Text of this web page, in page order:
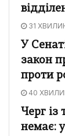
31
У
закон
проти
40
Черг із
немає: